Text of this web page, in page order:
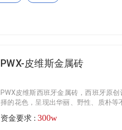
PWX-皮维斯金属砖
PWX皮维斯西班牙金属砖，西班牙原
择的花色，呈现出华丽、野性、质朴
强大的气场。金属砖给人一种非常厚
资金要求 : 300w